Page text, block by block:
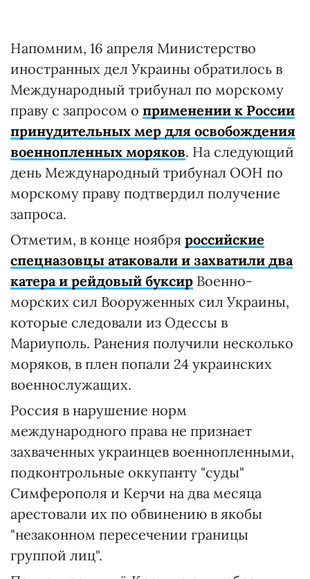
Напомним, 16 апреля Министерство
иностранных дел Украины обратилось в
Международный трибунал по морскому
праву с запросом о применении к России
принудительных мер для освобождения
военнопленных моряков. На следующий
день Международный трибунал ООН по
морскому праву подтвердил получение
запроса.
Отметим, в конце ноября российские
спецназовцы атаковали и захватили два
катера и рейдовый буксир Военно-
морских сил Вооруженных сил Украины,
которые следовали из Одессы в
Мариуполь. Ранения получили несколько
моряков, в плен попали 24 украинских
военнослужащих.
Россия в нарушение норм
международного права не признает
захваченных украинцев военнопленными,
подконтрольные оккупанту "суды"
Симферополя и Керчи на два месяца
арестовали их по обвинению в якобы
"незаконном пересечении границы
группой лиц".